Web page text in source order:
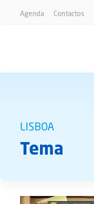
Agenda Contactos
LISBOA
Tema